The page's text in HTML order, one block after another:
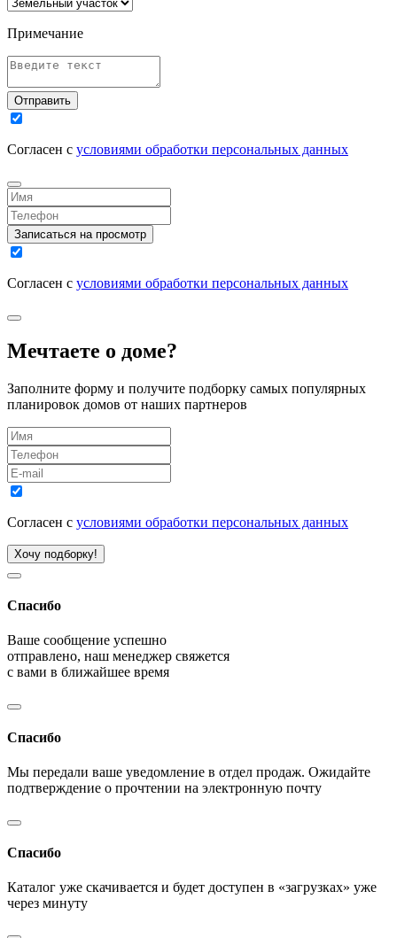
Примечание
Отправить
Согласен с условиями обработки персональных данных
Записаться на просмотр
Согласен с условиями обработки персональных данных
Мечтаете о доме?
Заполните форму и получите подборку самых популярных
планировок домов от наших партнеров
Согласен с условиями обработки персональных данных
Хочу подборку!
Спасибо
Ваше сообщение успешно
отправлено, наш менеджер свяжется
с вами в ближайшее время
Спасибо
Мы передали ваше уведомление в отдел продаж. Ожидайте
подтверждение о прочтении на электронную почту
Спасибо
Каталог уже скачивается и будет доступен в «загрузках» уже
через минуту